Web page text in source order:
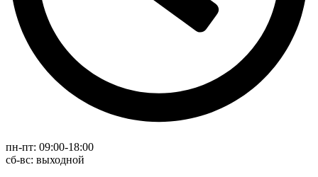
пн-пт: 09:00-18:00
cб-вс: выходной